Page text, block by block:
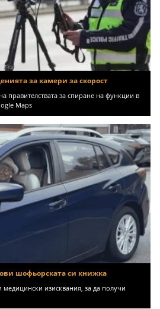
за камери за скорост
правителствата за спиране на функции в
Maps
шофьорската си книжка
изисквания, за да получи